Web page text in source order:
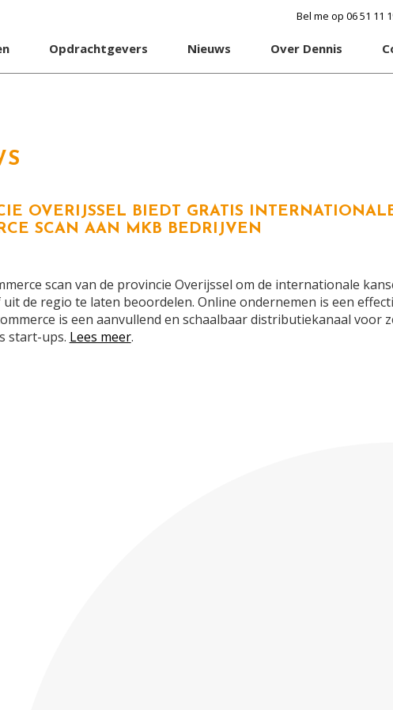
Bel me op 06 51 11
Opdrachtgevers Nieuws Over Dennis
OVERIJSSEL BIEDT GRATIS
SCAN AAN MKB BEDRIJVEN
scan van de provincie Overijssel om de internationale
de regio te laten beoordelen. Online ondernemen is een
is een aanvullend en schaalbaar distributiekanaal voor
start-ups. Lees meer.